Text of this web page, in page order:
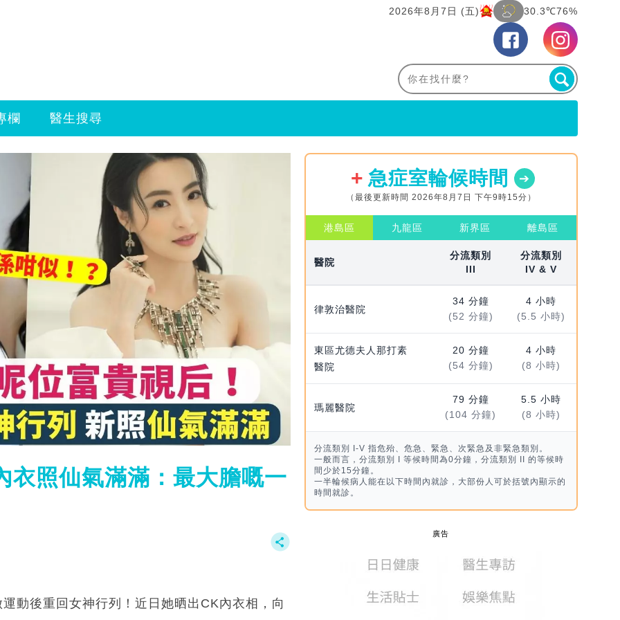
2026年8月7日 (五) 30.3℃76%
欄 醫生搜尋
衣照仙氣滿滿：最大膽嘅一
動後重回女神行列！近日她晒出CK內衣相，向
急症室輪候時間
（最後更新時間 2026年8月7日 下午9時15分）
港島區 九龍區 新界區 離島區
醫院
分流類別
III
分流類別
IV & V
律敦治醫院
34 分鐘
(52 分鐘)
4 小時
(5.5 小時)
東區尤德夫人那打素
醫院
20 分鐘
(54 分鐘)
4 小時
(8 小時)
瑪麗醫院
79 分鐘
(104 分鐘)
5.5 小時
(8 小時)
分流類別 I-V 指危殆、危急、緊急、次緊急及非緊急類別。
一般而言，分流類別 I 等候時間為0分鐘，分流類別 II 的等候時
間少於15分鐘。
一半輪候病人能在以下時間內就診，大部份人可於括號內顯示的
時間就診。
廣告